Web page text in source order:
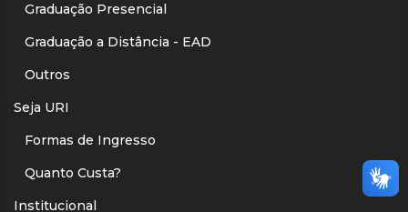
Graduação Presencial
Graduação a Distância - EAD
Outros
Seja URI
Formas de Ingresso
Quanto Custa?
Institucional